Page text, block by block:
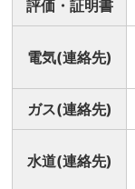
評価・証明書
電気(連絡先)
ガス(連絡先)
水道(連絡先)